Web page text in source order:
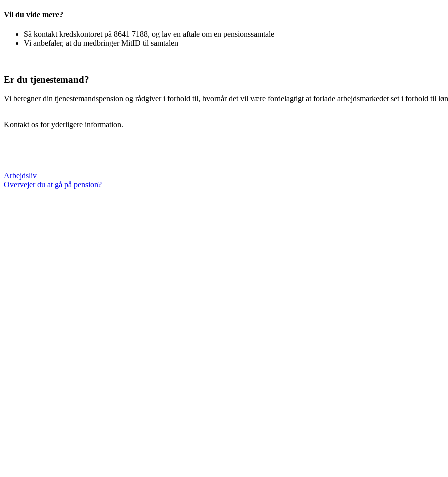
Vil du vide mere?
Så kontakt kredskontoret på 8641 7188, og lav en aftale om en pensionssamtale
Vi anbefaler, at du medbringer MitID til samtalen
Er du tjenestemand?
Vi beregner din tjenestemandspension og rådgiver i forhold til, hvornår det vil være fordelagtigt at forlade arbejdsmarkedet set i forhold til
Kontakt os for yderligere information.
Arbejdsliv
Overvejer du at gå på pension?